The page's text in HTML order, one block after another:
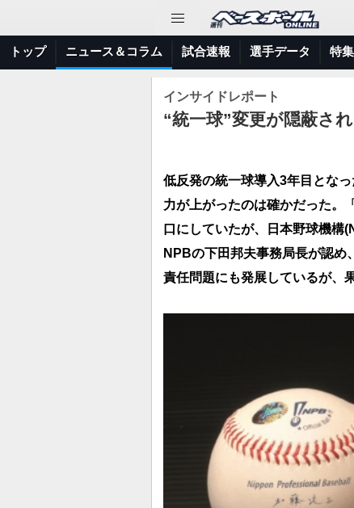
トップ ニュース＆コラム 試合速報 選手データ 特集
インサイドレポート
“統一球”変更が隠蔽さ
低反発の統一球導入3年目とな
力が上がったのは確かだった。
口にしていたが、日本野球機構
NPBの下田邦夫事務局長が認め
責任問題にも発展しているが、